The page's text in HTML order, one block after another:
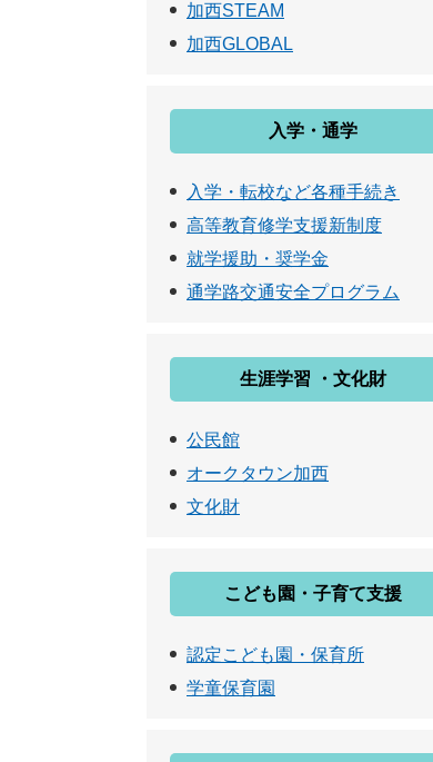
加西STEAM
加西GLOBAL
入学・通学
入学・転校など各種手続き
高等教育修学支援新制度
就学援助・奨学金
通学路交通安全プログラム
生涯学習 ・文化財
公民館
オークタウン加西
文化財
こども園・子育て支援
認定こども園・保育所
学童保育園